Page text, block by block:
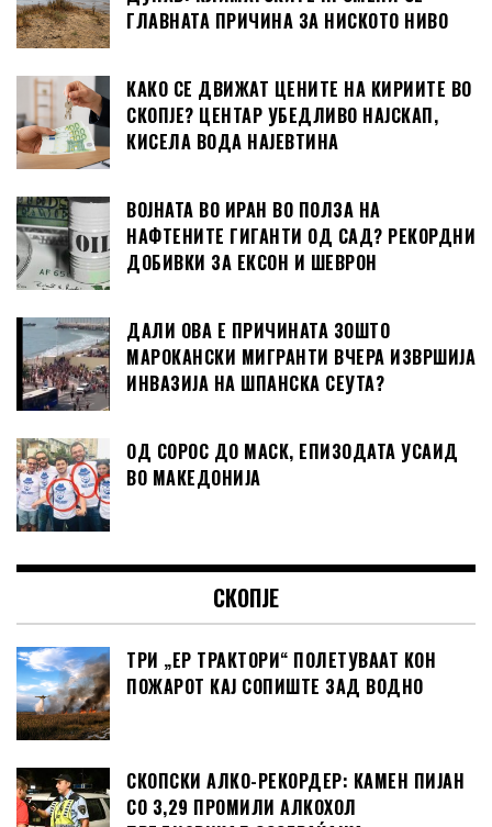
ГЛАВНАТА ПРИЧИНА ЗА НИСКОТО НИВО
КАКО СЕ ДВИЖАТ ЦЕНИТЕ НА КИРИИТЕ ВО
СКОПЈЕ? ЦЕНТАР УБЕДЛИВО НАЈСКАП,
КИСЕЛА ВОДА НАЈЕВТИНА
ВОЈНАТА ВО ИРАН ВО ПОЛЗА НА
НАФТЕНИТЕ ГИГАНТИ ОД САД? РЕКОРДНИ
ДОБИВКИ ЗА ЕКСОН И ШЕВРОН
ДАЛИ ОВА Е ПРИЧИНАТА ЗОШТО
МАРОКАНСКИ МИГРАНТИ ВЧЕРА ИЗВРШИЈА
ИНВАЗИЈА НА ШПАНСКА СЕУТА?
ОД СОРОС ДО МАСК, ЕПИЗОДАТА УСАИД
ВО МАКЕДОНИЈА
СКОПЈЕ
ТРИ „ЕР ТРАКТОРИ“ ПОЛЕТУВААТ КОН
ПОЖАРОТ КАЈ СОПИШТЕ ЗАД ВОДНО
СКОПСКИ АЛКО-РЕКОРДЕР: КАМЕН ПИЈАН
СО 3,29 ПРОМИЛИ АЛКОХОЛ